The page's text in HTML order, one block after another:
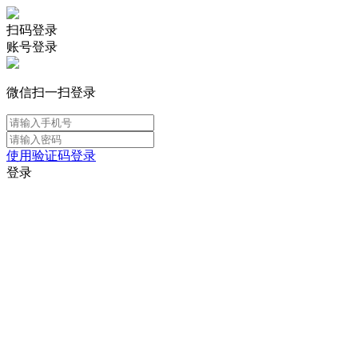
扫码登录
账号登录
微信扫一扫登录
使用验证码登录
登录